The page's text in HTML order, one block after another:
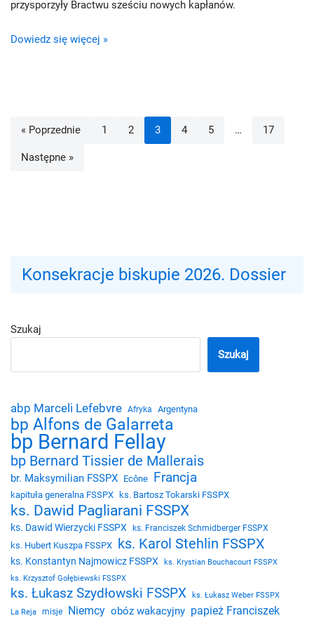
przysporzyły Bractwu sześciu nowych kapłanów.
Dowiedz się więcej »
« Poprzednie 1 2 3 4 5 … 17
Następne »
Konsekracje biskupie 2026. Dossier
Szukaj
Szukaj
abp Marceli Lefebvre Afryka Argentyna
bp Alfons de Galarreta
bp Bernard Fellay
bp Bernard Tissier de Mallerais
br. Maksymilian FSSPX Ecône Francja
kapituła generalna FSSPX ks. Bartosz Tokarski FSSPX
ks. Dawid Pagliarani FSSPX
ks. Dawid Wierzycki FSSPX ks. Franciszek Schmidberger FSSPX
ks. Hubert Kuszpa FSSPX ks. Karol Stehlin FSSPX
ks. Konstantyn Najmowicz FSSPX
ks. Krystian Bouchacourt FSSPX
ks. Krzysztof Gołębiewski FSSPX
ks. Łukasz Szydłowski FSSPX
ks. Łukasz Weber FSSPX
La Reja
misje Niemcy obóz wakacyjny papież Franciszek